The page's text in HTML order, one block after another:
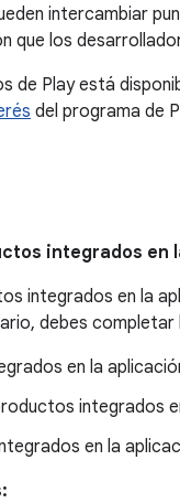
intercambiar
que los
de Play está
del programa de
integrados
integrados en la
debes
en la
integrados
en la